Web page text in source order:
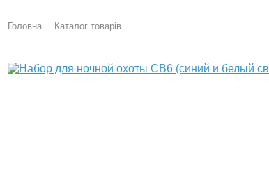
Головна Каталог товарів